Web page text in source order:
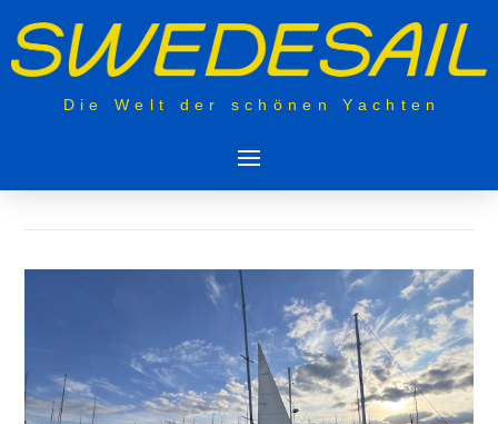
Die Welt der schönen Yachten